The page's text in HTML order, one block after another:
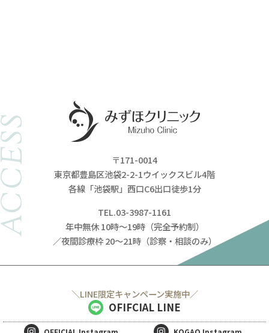
〒171-0014
東京都豊島区池袋2-2-1ウイックスビル4階
各線「池袋駅」西口C6出口徒歩1分
TEL.03-3987-1161
年中無休 10時～19時（完全予約制）
／夜間診療枠 20～21時（診察・相談のみ）
＼LINE限定キャンペーン実施中／
OFIFCIAL LINE